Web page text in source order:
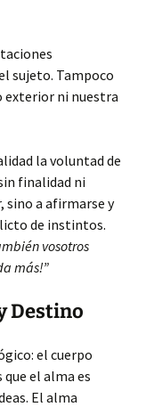
sujeto. Tampoco
exterior ni nuestra
la voluntad de
finalidad ni
sino a afirmarse y
de instintos.
vosotros
más!”
Destino
el cuerpo
el alma es
El alma